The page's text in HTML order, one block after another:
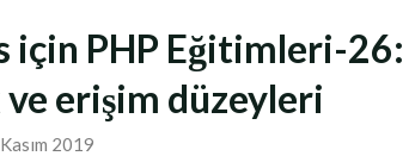
için PHP Eğitimleri-26:
erişim düzeyleri
2019